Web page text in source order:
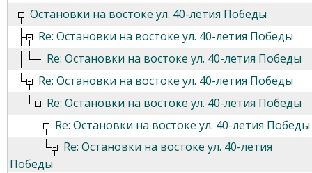
Остановки на востоке ул. 40-летия Победы
Re: Остановки на востоке ул. 40-летия Победы
Re: Остановки на востоке ул. 40-летия Победы
Re: Остановки на востоке ул. 40-летия Победы
Re: Остановки на востоке ул. 40-летия Победы
Re: Остановки на востоке ул. 40-летия Победы
Re: Остановки на востоке ул. 40-летия
Победы